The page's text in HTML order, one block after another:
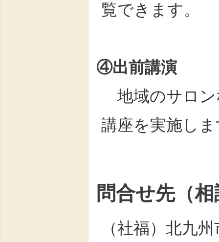
覧できます。
④出前講演
地域のサロン
講座を実施し
問合せ先（
（社福）北九